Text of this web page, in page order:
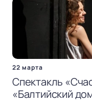
22 марта
Спектакль
«Балтийский